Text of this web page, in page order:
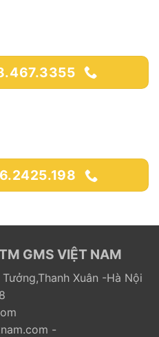
GMS VIỆT NAM
Xuân -Hà Nội
-